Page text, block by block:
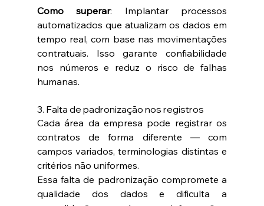
Como superar: Implantar processos
automatizados que atualizam os dados em
tempo real, com base nas movimentações
contratuais. Isso garante confiabilidade
nos números e reduz o risco de falhas
humanas.
3. Falta de padronização nos registros
Cada área da empresa pode registrar os
contratos de forma diferente — com
campos variados, terminologias distintas e
critérios não uniformes.
Essa falta de padronização compromete a
qualidade dos dados e dificulta a